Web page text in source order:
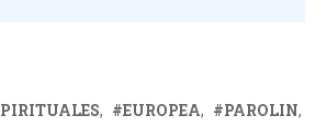
EUROPEA
PAROLIN